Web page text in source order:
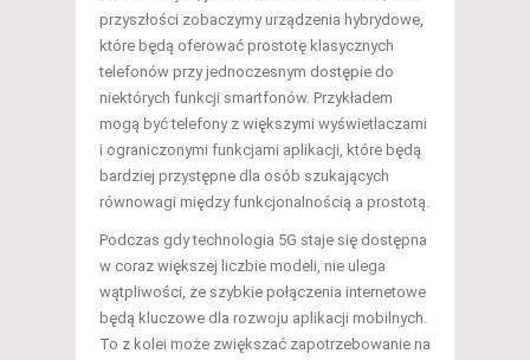
przyszłości zobaczymy urządzenia hybrydowe,
które będą oferować prostotę klasycznych
telefonów przy jednoczesnym dostępie do
niektórych funkcji smartfonów. Przykładem
mogą być telefony z większymi wyświetlaczami
i ograniczonymi funkcjami aplikacji, które będą
bardziej przystępne dla osób szukających
równowagi między funkcjonalnością a prostotą.
Podczas gdy technologia 5G staje się dostępna
w coraz większej liczbie modeli, nie ulega
wątpliwości, że szybkie połączenia internetowe
będą kluczowe dla rozwoju aplikacji mobilnych.
To z kolei może zwiększać zapotrzebowanie na